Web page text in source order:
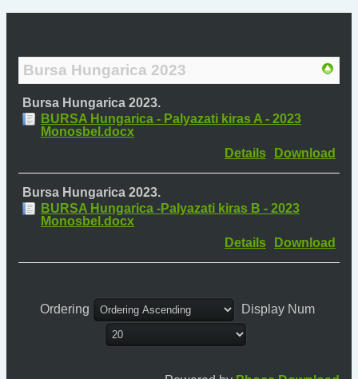
Bursa Hungarica 2023
Bursa Hungarica 2023.
BURSA Hungarica - Palyazati kiras A - 2023
Monosbel.docx
Download
Details
Bursa Hungarica 2023.
BURSA Hungarica -Palyazati kiras B - 2023
Monosbel.docx
Download
Details
Ordering Display Num